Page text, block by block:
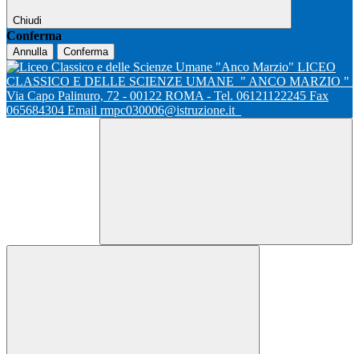
Chiudi
Conferma
Annulla Conferma
LICEO
CLASSICO E DELLE SCIENZE UMANE " ANCO MARZIO "
Via Capo Palinuro, 72 - 00122 ROMA - Tel. 06121122245 Fax
065684304 Email rmpc030006@istruzione.it